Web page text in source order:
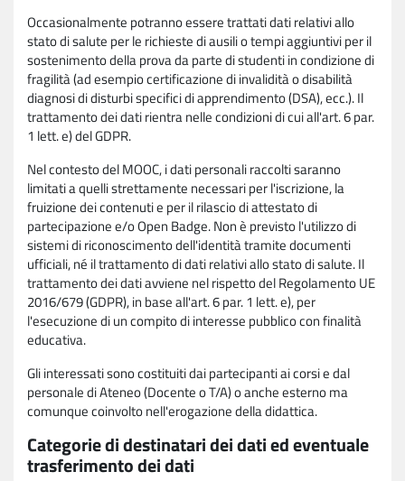
Occasionalmente potranno essere trattati dati relativi allo
stato di salute per le richieste di ausili o tempi aggiuntivi per il
sostenimento della prova da parte di studenti in condizione di
fragilità (ad esempio certificazione di invalidità o disabilità
diagnosi di disturbi specifici di apprendimento (DSA), ecc.). Il
trattamento dei dati rientra nelle condizioni di cui all'art. 6 par.
1 lett. e) del GDPR.
Nel contesto del MOOC, i dati personali raccolti saranno
limitati a quelli strettamente necessari per l'iscrizione, la
fruizione dei contenuti e per il rilascio di attestato di
partecipazione e/o Open Badge. Non è previsto l'utilizzo di
sistemi di riconoscimento dell'identità tramite documenti
ufficiali, né il trattamento di dati relativi allo stato di salute. Il
trattamento dei dati avviene nel rispetto del Regolamento UE
2016/679 (GDPR), in base all'art. 6 par. 1 lett. e), per
l'esecuzione di un compito di interesse pubblico con finalità
educativa.
Gli interessati sono costituiti dai partecipanti ai corsi e dal
personale di Ateneo (Docente o T/A) o anche esterno ma
comunque coinvolto nell'erogazione della didattica.
Categorie di destinatari dei dati ed eventuale
trasferimento dei dati